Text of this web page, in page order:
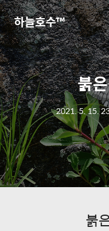
하늘호수™
붉
2021. 5. 15.
붉